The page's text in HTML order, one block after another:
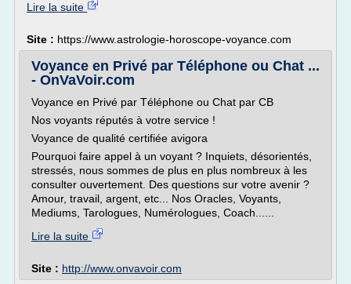
Lire la suite
Site : https://www.astrologie-horoscope-voyance.com
Voyance en Privé par Téléphone ou Chat ...
- OnVaVoir.com
Voyance en Privé par Téléphone ou Chat par CB
Nos voyants réputés à votre service !
Voyance de qualité certifiée avigora
Pourquoi faire appel à un voyant ? Inquiets, désorientés,
stressés, nous sommes de plus en plus nombreux à les
consulter ouvertement. Des questions sur votre avenir ?
Amour, travail, argent, etc... Nos Oracles, Voyants,
Mediums, Tarologues, Numérologues, Coach......
Lire la suite
Site : http://www.onvavoir.com